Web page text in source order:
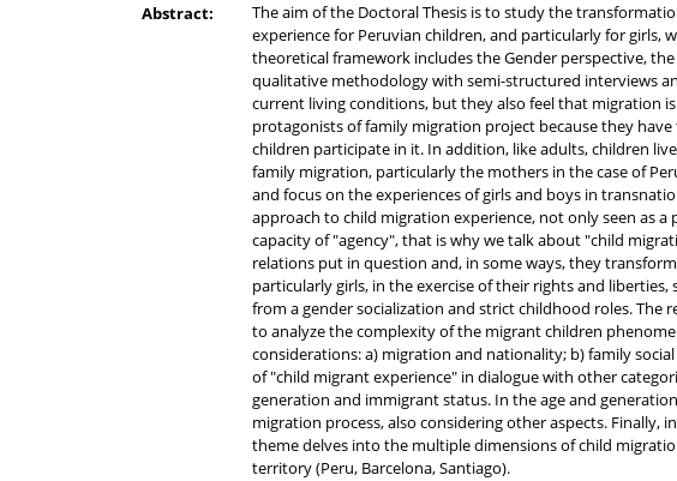
Abstract:
The aim of the Doctoral Thesis is to study the
experience for Peruvian children, and particularly for girls,
theoretical framework includes the Gender perspective,
qualitative methodology with semi-structured interviews
current living conditions, but they also feel that migration
protagonists of family migration project because they
children participate in it. In addition, like adults, children
family migration, particularly the mothers in the case of
and focus on the experiences of girls and boys in
approach to child migration experience, not only seen as
capacity of "agency", that is why we talk about "child
relations put in question and, in some ways, they
particularly girls, in the exercise of their rights and
from a gender socialization and strict childhood roles.
to analyze the complexity of the migrant children
considerations: a) migration and nationality; b) family
of "child migrant experience" in dialogue with other
generation and immigrant status. In the age and
migration process, also considering other aspects.
theme delves into the multiple dimensions of child
territory (Peru, Barcelona, Santiago).